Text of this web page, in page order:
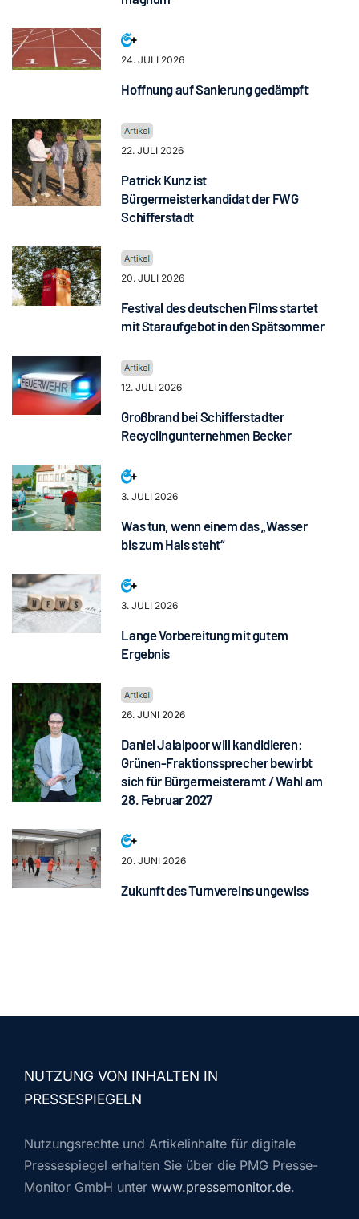
24. JULI 2026
Hoffnung auf Sanierung gedämpft
22. JULI 2026
Patrick Kunz ist
Bürgermeisterkandidat der FWG
Schifferstadt
20. JULI 2026
Festival des deutschen Films startet
mit Staraufgebot in den Spätsommer
12. JULI 2026
Großbrand bei Schifferstadter
Recyclingunternehmen Becker
3. JULI 2026
Was tun, wenn einem das „Wasser
bis zum Hals steht“
3. JULI 2026
Lange Vorbereitung mit gutem
Ergebnis
26. JUNI 2026
Daniel Jalalpoor will kandidieren:
Grünen-Fraktionssprecher bewirbt
sich für Bürgermeisteramt / Wahl am
28. Februar 2027
20. JUNI 2026
Zukunft des Turnvereins ungewiss
NUTZUNG VON INHALTEN IN
PRESSESPIEGELN
Nutzungsrechte und Artikelinhalte für digitale
Pressespiegel erhalten Sie über die PMG Presse-
Monitor GmbH unter www.pressemonitor.de.